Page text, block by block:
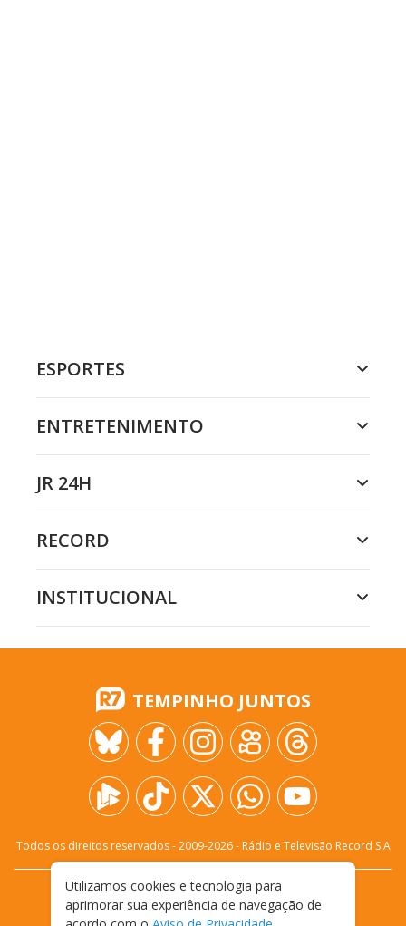
ESPORTES
ENTRETENIMENTO
JR 24H
RECORD
INSTITUCIONAL
TEMPINHO JUNTOS
Todos os direitos reservados - 2009-2026- Rádio e Televisão Record S.A
FALE CONOSCO
PRIVACIDADE
TERMOS E CONDIÇÕES DE USO
Utilizamos cookies e tecnologia para
aprimorar sua experiência de navegação de